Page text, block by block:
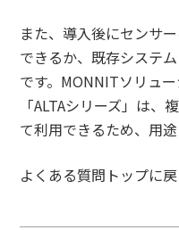
また、導入後にセンサ
できるか、既存システ
です。MONNITソリュ
「ALTAシリーズ」は
て利用できるため、用
よくある質問トップに